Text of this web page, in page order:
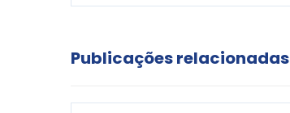
Publicações relacionadas